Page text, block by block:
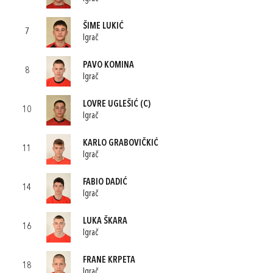
7
ŠIME LUKIĆ
Igrač
8
PAVO KOMINA
Igrač
10
LOVRE UGLEŠIĆ (C)
Igrač
11
KARLO GRABOVIČKIĆ
Igrač
14
FABIO DADIĆ
Igrač
16
LUKA ŠKARA
Igrač
18
FRANE KRPETA